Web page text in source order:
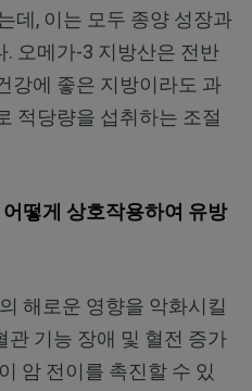
데, 이는 모두 종양 성장과
오메가-3 지방산은 전반
강에 좋은 지방이라도 과
적당량을 섭취하는 조절
떻게 상호작용하여 유방
해로운 영향을 악화시킬
관 기능 장애 및 혈전 증가
암 전이를 촉진할 수 있